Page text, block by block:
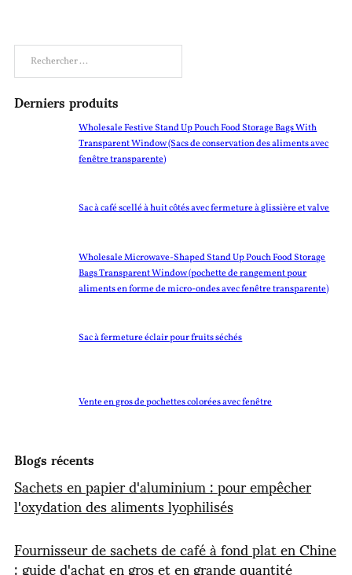
Derniers produits
Wholesale Festive Stand Up Pouch Food Storage Bags With
Transparent Window (Sacs de conservation des aliments avec
fenêtre transparente)
Sac à café scellé à huit côtés avec fermeture à glissière et valve
Wholesale Microwave-Shaped Stand Up Pouch Food Storage
Bags Transparent Window (pochette de rangement pour
aliments en forme de micro-ondes avec fenêtre transparente)
Sac à fermeture éclair pour fruits séchés
Vente en gros de pochettes colorées avec fenêtre
Blogs récents
Sachets en papier d'aluminium : pour empêcher
l'oxydation des aliments lyophilisés
Fournisseur de sachets de café à fond plat en Chine